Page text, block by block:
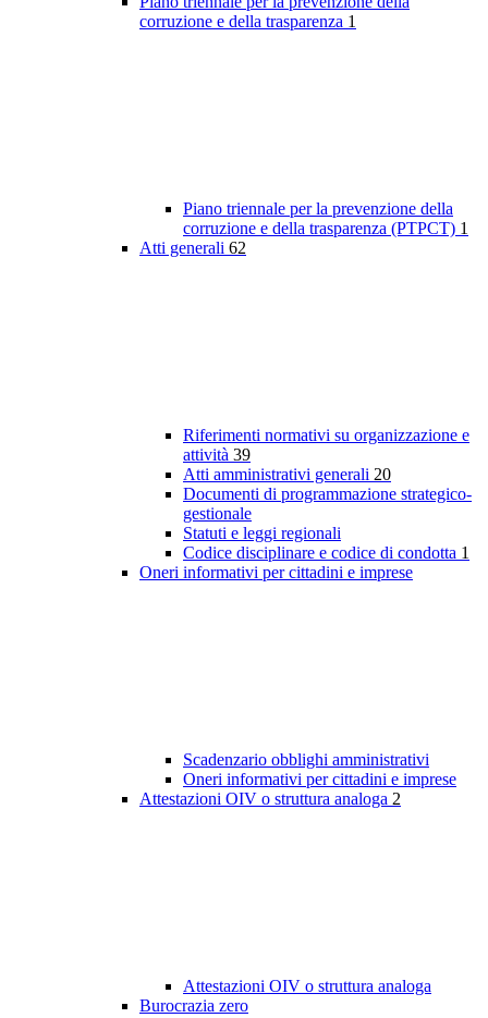
corruzione e della trasparenza 1
Piano triennale per la prevenzione della
corruzione e della trasparenza (PTPCT) 1
Atti generali 62
Riferimenti normativi su organizzazione e
attività 39
Atti amministrativi generali 20
Documenti di programmazione strategico-
gestionale
Statuti e leggi regionali
Codice disciplinare e codice di condotta 1
Oneri informativi per cittadini e imprese
Scadenzario obblighi amministrativi
Oneri informativi per cittadini e imprese
Attestazioni OIV o struttura analoga 2
Attestazioni OIV o struttura analoga
Burocrazia zero